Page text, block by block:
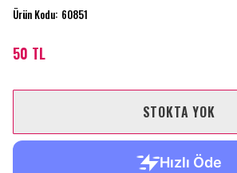
Ürün Kodu: 60851
50 TL
STOKTA YOK